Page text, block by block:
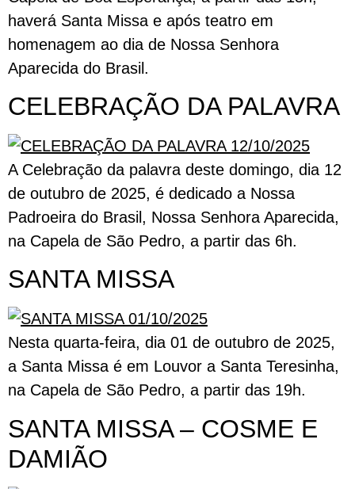
haverá Santa Missa e após teatro em
homenagem ao dia de Nossa Senhora
Aparecida do Brasil.
CELEBRAÇÃO DA PALAVRA
A Celebração da palavra deste domingo, dia 12
de outubro de 2025, é dedicado a Nossa
Padroeira do Brasil, Nossa Senhora Aparecida,
na Capela de São Pedro, a partir das 6h.
SANTA MISSA
Nesta quarta-feira, dia 01 de outubro de 2025,
a Santa Missa é em Louvor a Santa Teresinha,
na Capela de São Pedro, a partir das 19h.
SANTA MISSA – COSME E
DAMIÃO